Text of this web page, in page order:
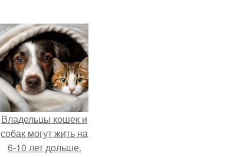
Владельцы кошек и
собак могут жить на
6-10 лет дольше.